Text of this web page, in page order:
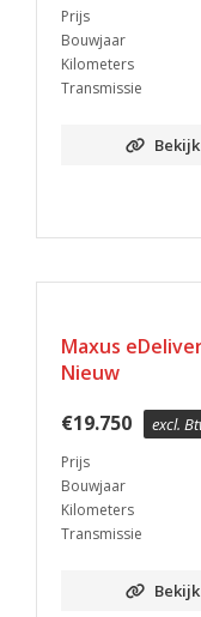
Prijs
Bouwjaar
Kilometers
Transmissie
Bekijk
Maxus
Nieuw
€19.750 excl.
Prijs
Bouwjaar
Kilometers
Transmissie
Bekijk